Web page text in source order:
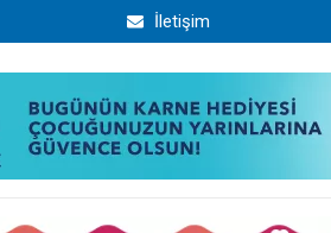
İletişim